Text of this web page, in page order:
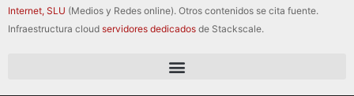
Internet, SLU (Medios y Redes online). Otros contenidos se cita fuente.
Infraestructura cloud servidores dedicados de Stackscale.